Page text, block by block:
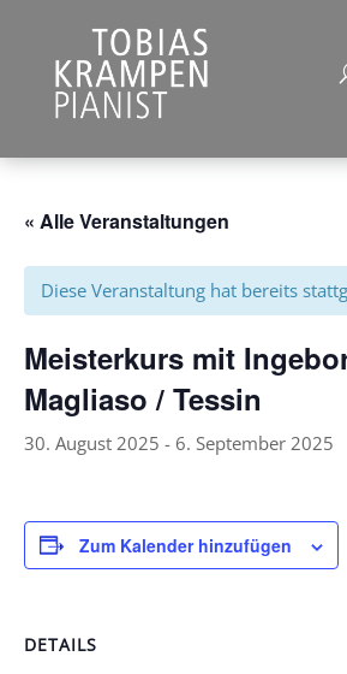
« Alle Veranstaltungen
Diese Veranstaltung hat bereits
Meisterkurs mit
Magliaso / Tessin
30. August 2025 - 6. September 2025
Zum Kalender hinzufügen
DETAILS